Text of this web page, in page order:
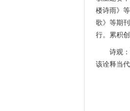
楼诗雨》
歌》等期
行。累积
诗观
该诠释当